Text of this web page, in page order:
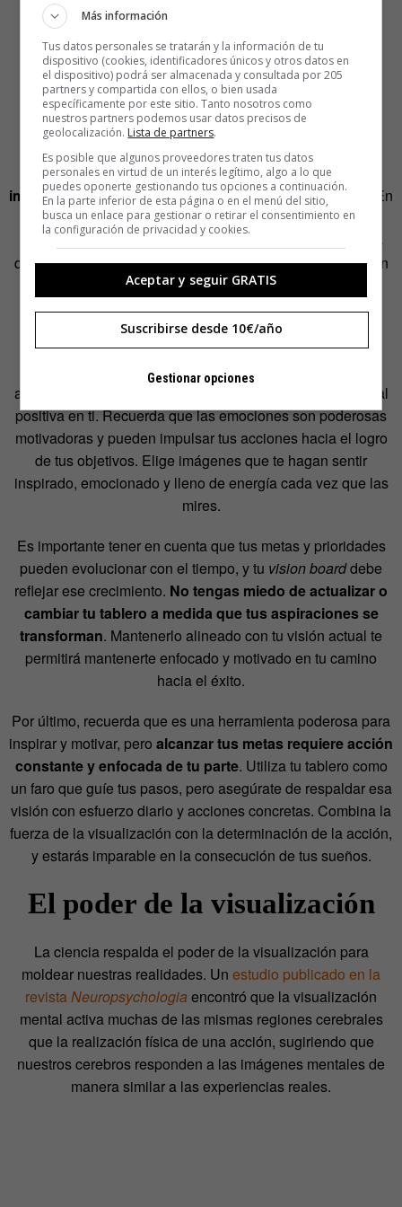
Consejos para maximizar la
efectividad de tu tablero de
visualización
En primer lugar,es esencial ser específico al elegir las
imágenes y palabras que incluirás en tuvision board
. En
lugar de optar por conceptos vagos o generales, busca
representaciones concretas de tus metas y los resultados
que deseas alcanzar. Cuanto más claras y detalladas sean
tus visualizaciones, más poderoso será el impacto en tu
mente subconsciente.
Otro aspecto crucial esinvolucrar tus emociones en el
. Al seleccionar las imágenes para tu tablero,
asegúrate de que evoquen una fuerte respuesta emocional
positiva en ti. Recuerda que las emociones son poderosas
motivadoras y pueden impulsar tus acciones hacia el logro
de tus objetivos. Elige imágenes que te hagan sentir
inspirado, emocionado y lleno de energía cada vez que las
mires.
Es importante tener en cuenta que tus metas y prioridades
pueden evolucionar con el tiempo, y tu vision boarddebe
reflejar ese crecimiento. No tengas miedo de actualizar o
cambiar tu tablero a medida que tus aspiraciones se
transforman. Mantenerlo alineado con tu visión actual te
permitirá mantenerte enfocado y motivado en tu camino
hacia el éxito.
Por último, recuerda que es una herramienta poderosa para
inspirar y motivar, pero alcanzar tus metas requiere acción
constante y enfocada de tu parte. Utiliza tu tablero como
un faro que guíe tus pasos, pero asegúrate de respaldar esa
visión con esfuerzo diario y acciones concretas. Combina la
fuerza de la visualización con la determinación de la acción,
y estarás imparable en la consecución de tus sueños.
El poder de la visualización
La ciencia respalda el poder de la visualización para
moldear nuestras realidades. Un estudio publicado en la
revistaNeuropsychologia encontró que la visualización
mental activa muchas de las mismas regiones cerebrales
que la realización física de una acción, sugiriendo que
nuestros cerebros responden a las imágenes mentales de
manera similar a las experiencias reales.
Más información
Tus datos personales se tratarán y la información de tu
dispositivo (cookies, identificadores únicos y otros datos en
el dispositivo) podrá ser almacenada y consultada por 205
partners y compartida con ellos, o bien usada
específicamente por este sitio. Tanto nosotros como
nuestros partners podemos usar datos precisos de
geolocalización. Lista de partners.
Es posible que algunos proveedores traten tus datos
personales en virtud de un interés legítimo, algo a lo que
puedes oponerte gestionando tus opciones a continuación.
En la parte inferior de esta página o en el menú del sitio,
busca un enlace para gestionar o retirar el consentimiento en
la configuración de privacidad y cookies.
Aceptar y seguir GRATIS
Suscribirse desde 10€/año
Gestionar opciones